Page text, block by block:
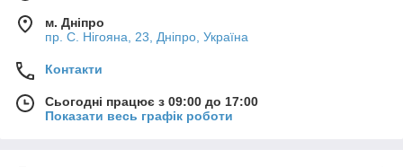
м. Дніпро
пр. С. Нігояна, 23, Дніпро, Україна
Контакти
Сьогодні працює з 09:00 до 17:00
Показати весь графік роботи